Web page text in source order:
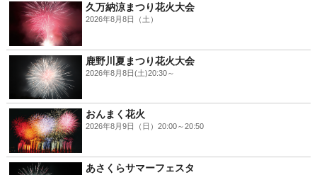
久万納涼まつり花火大会
2026年8月8日（土）
鹿野川夏まつり花火大会
2026年8月8日(土)20:30～
おんまく花火
2026年8月9日（日）20:00～20:50
あさくらサマーフェスタ